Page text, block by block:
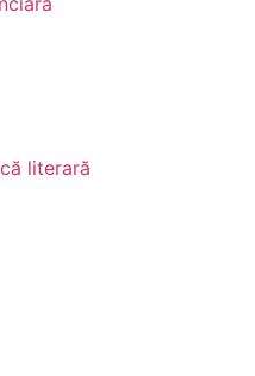
literară